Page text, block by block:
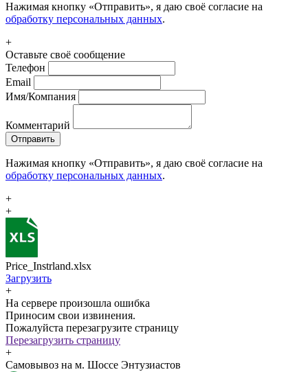
Нажимая кнопку «Отправить», я даю своё согласие на
обработку персональных данных.
+
Оставьте своё сообщение
Телефон
Email
Имя/Компания
Комментарий
Отправить
Нажимая кнопку «Отправить», я даю своё согласие на
обработку персональных данных.
+
+
Price_Instrland.xlsx
Загрузить
+
На сервере произошла ошибка
Приносим свои извинения.
Пожалуйста перезагрузите страницу
Перезагрузить страницу
+
Самовывоз на м. Шоссе Энтузиастов